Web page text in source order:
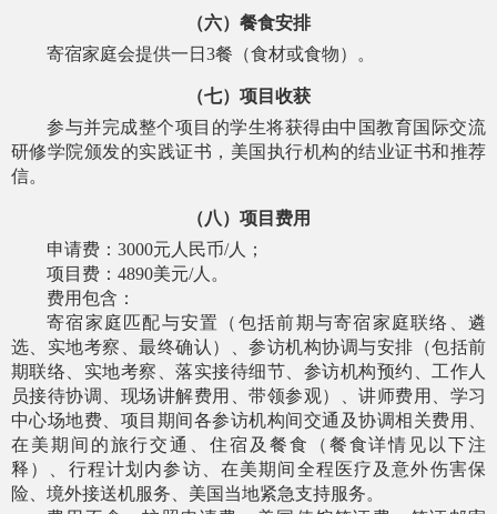
（六）餐食安排
寄宿家庭会提供一日 3餐（食材或食物）。
（七）项目收获
参与并完成整个项目的学生将获得由中国教育国际交流
研修学院颁发的实践证书，美国执行机构的结业证书和推荐
信。
（八）项目费用
申请费： 3000元人民币/人；
项目费： 4890美元/人。
费用包含：
寄宿家庭匹配与安置（包括前期与寄宿家庭联络、遴
选、实地考察、最终确认）、参访机构协调与安排（包括前
期联络、实地考察、落实接待细节、参访机构预约、工作人
员接待协调、现场讲解费用、带领参观）、讲师费用、学习
中心场地费、项目期间各参访机构间交通及协调相关费用、
在美期间的旅行交通、住宿及餐食（餐食详情见以下注
释）、行程计划内参访、在美期间全程医疗及意外伤害保
险、境外接送机服务、美国当地紧急支持服务。